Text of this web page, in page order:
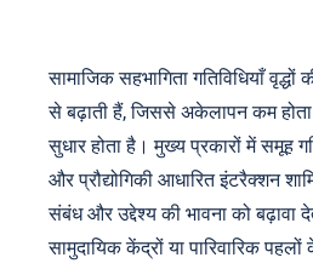
सामाजिक सहभागिता गतिविधियाँ
से बढ़ाती हैं, जिससे अकेलापन कम
सुधार होता है। मुख्य प्रकारों में समूह
और प्रौद्योगिकी आधारित इंटरैक्शन
संबंध और उद्देश्य की भावना को बढ़ावा
सामुदायिक केंद्रों या पारिवारिक